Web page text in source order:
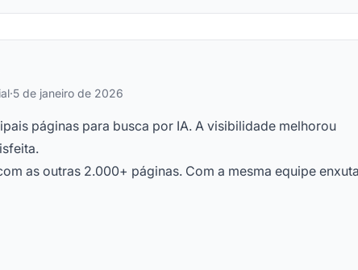
·5 de janeiro de 2026
páginas para busca por IA. A visibilidade melhorou
as outras 2.000+ páginas. Com a mesma equipe